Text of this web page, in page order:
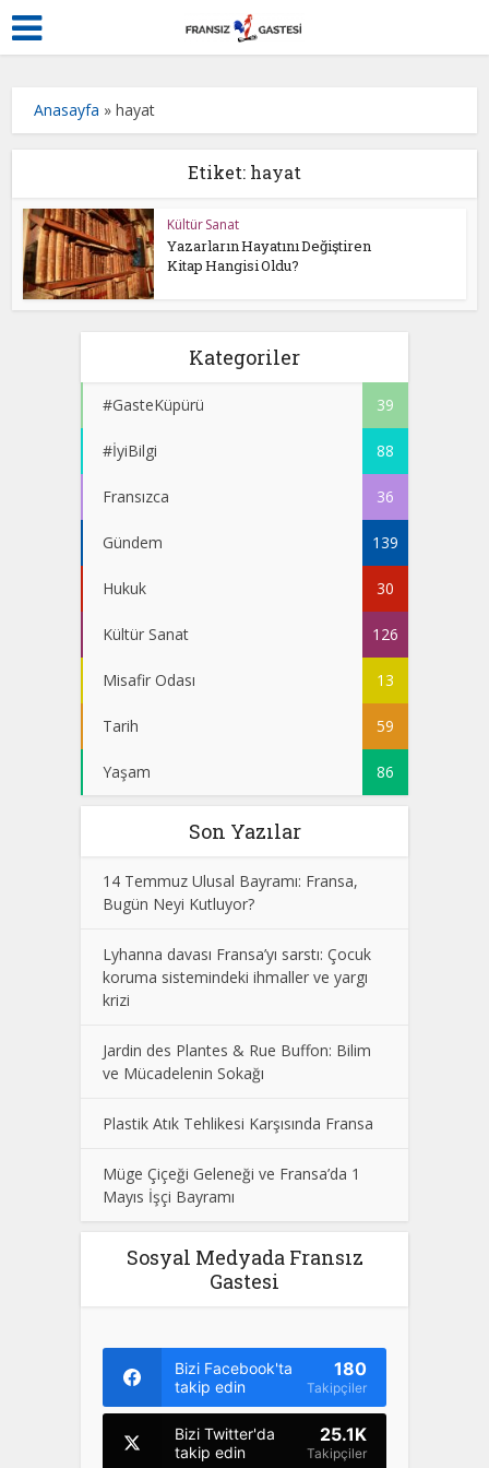
Anasayfa »hayat
Etiket: hayat
Kültür Sanat
Yazarların Hayatını Değiştiren
Kitap Hangisi Oldu?
Kategoriler
#GasteKüpürü 39
#İyiBilgi 88
Fransızca 36
Gündem 139
Hukuk 30
Kültür Sanat 126
Misafir Odası 13
Tarih 59
Yaşam 86
Son Yazılar
14 Temmuz Ulusal Bayramı: Fransa,
Bugün Neyi Kutluyor?
Lyhanna davası Fransa’yı sarstı: Çocuk
koruma sistemindeki ihmaller ve yargı
krizi
Jardin des Plantes & Rue Buffon: Bilim
ve Mücadelenin Sokağı
Plastik Atık Tehlikesi Karşısında Fransa
Müge Çiçeği Geleneği ve Fransa’da 1
Mayıs İşçi Bayramı
Sosyal Medyada Fransız
Gastesi
Bizi Facebook'ta
takip edin
180
Takipçiler
Bizi Twitter'da
takip edin
25.1K
Takipçiler